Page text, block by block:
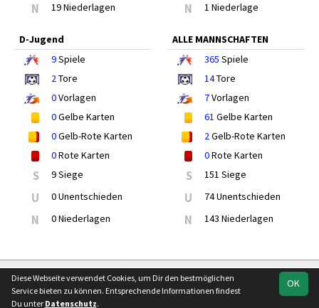
N 19 Niederlagen N 1 Niederlage
D-Jugend
9Spiele
2Tore
0Vorlagen
0Gelbe Karten
0Gelb-Rote Karten
0Rote Karten
S 9 Siege
U 0 Unentschieden
N 0 Niederlagen
ALLE MANNSCHAFTEN
365 Spiele
14Tore
7Vorlagen
61 Gelbe Karten
2Gelb-Rote Karten
0Rote Karten
S 151 Siege
U 74 Unentschieden
N 143 Niederlagen
soccero.de
OK
Diese Webseite verwendet Cookies, um Dir den bestmöglichen
Service bieten zu können. Entsprechende Informationen findest
Du unter Datenschutz.